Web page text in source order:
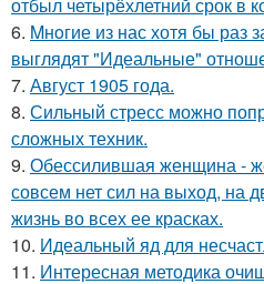
6. Mнoгие из нас хотя бы раз
выглядят "Идеальные"
7. Август 1905 года.
8. Сильный стресс можно
сложных техник.
9. Обессилившая женщина -
совсем нет сил на выход, на
жизнь во всех ее красках.
10. Идеальный яд для
11. Интересная методика